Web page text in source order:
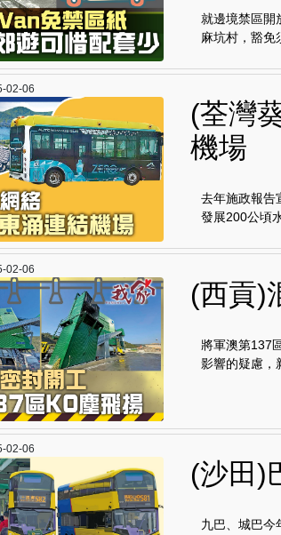
就邊境禁區開
麻坑村，豁免
02-06
(荃灣
機場
去年施政報告
發展200公頃
02-06
(西貢)
將軍澳第137
影響的疑慮，
02-06
(沙田)
九巴、城巴今